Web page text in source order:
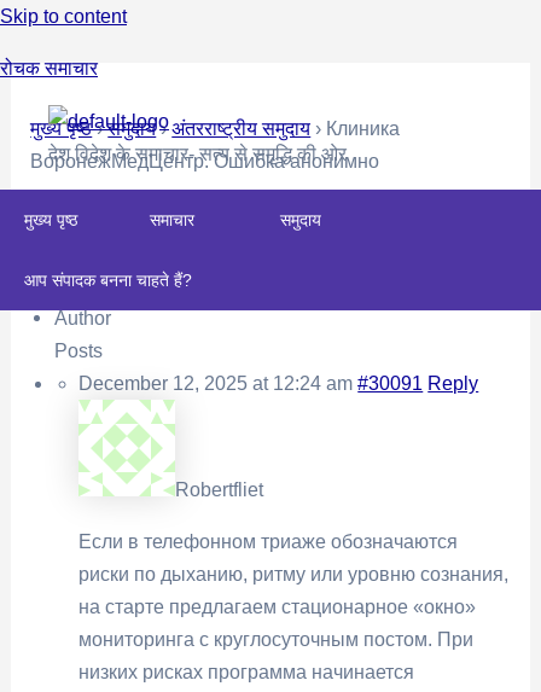
Skip to content
रोचक समाचार
देश विदेश के समाचार- सत्य से समृद्धि की ओर
मुख्य पृष्ठ समाचार समुदाय
आप संपादक बनना चाहते हैं?
मुख्य पृष्ठ › समुदाय › अंतरराष्ट्रीय समुदाय › Клиника
ВоронежМедЦентр. Ошибка анонимно
This topic is empty.
Author
Posts
December 12, 2025 at 12:24 am #30091 Reply
Robertfliet
Если в телефонном триаже обозначаются
риски по дыханию, ритму или уровню сознания,
на старте предлагаем стационарное «окно»
мониторинга с круглосуточным постом. При
низких рисках программа начинается